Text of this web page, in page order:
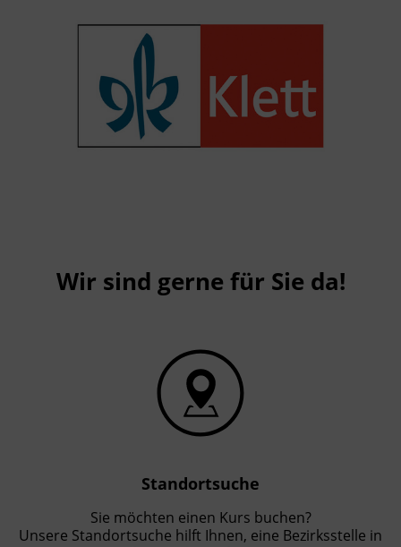
Wir sind gerne für Sie da!
Standortsuche
Sie möchten einen Kurs buchen?
Unsere Standortsuche hilft Ihnen, eine Bezirksstelle in